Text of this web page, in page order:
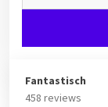
Fantastisch
458 reviews